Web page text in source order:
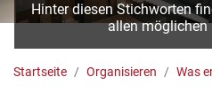
Hinter diesen Stichworten
allen möglichen
Startseite Organisieren Was